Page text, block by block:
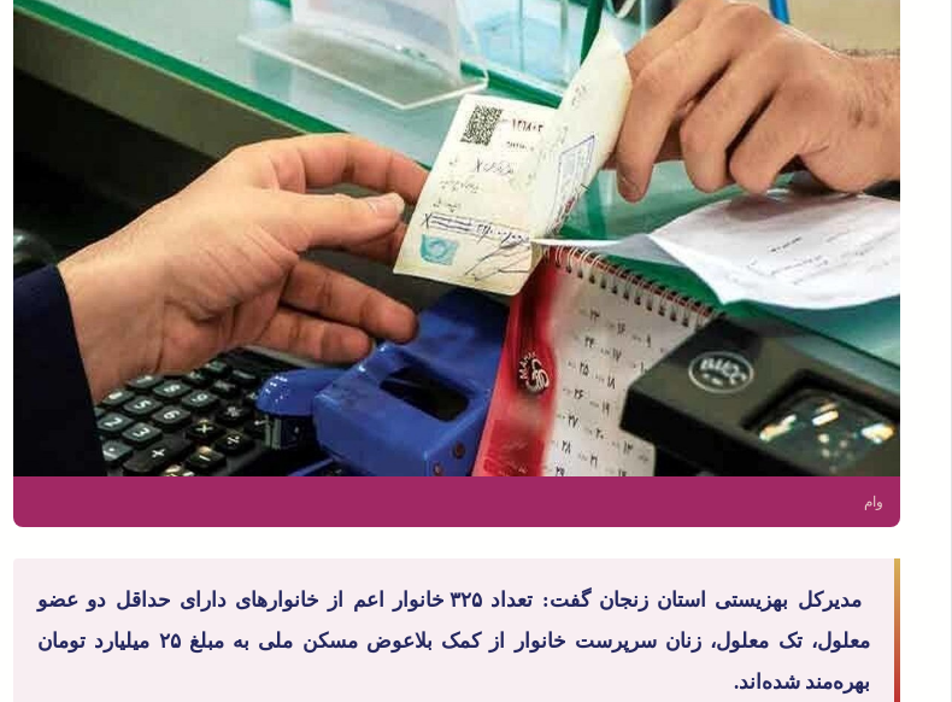
وام
مدیرکل بهزیستی استان زنجان گفت: تعداد ۳۲۵ خانوار اعم از خانوارهای دارای حداقل دو عضو
معلول، تک معلول، زنان سرپرست خانوار از کمک بلاعوض مسکن ملی به مبلغ ۲۵ میلیارد تومان
بهره‌مند شده‌اند.